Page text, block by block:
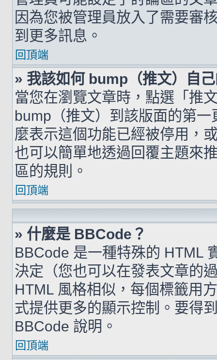
因為您被管理員放入了需要審
到更多訊息。
回頂端
» 我該如何 bump（推文）自
當您在瀏覽文章時，點選「推
bump（推文）到該版面的第
麼表示這個功能已經被停用，
也可以簡單地透過回覆主題來
區的規則。
回頂端
» 什麼是 BBCode？
BBCode 是一種特殊的 HTML
決定（您也可以在發表文章的
HTML 風格相似，每個標籤用
式提供更多的顯示控制。要得
BBCode 說明。
回頂端